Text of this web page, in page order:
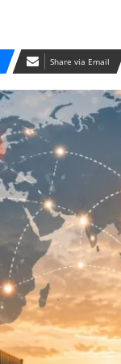
Share via Email